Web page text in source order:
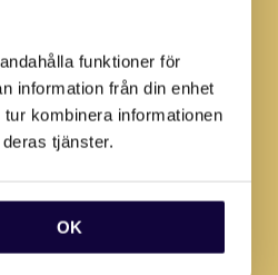
funktioner för
information från din enhet
kombinera informationen
tjänster.
OK